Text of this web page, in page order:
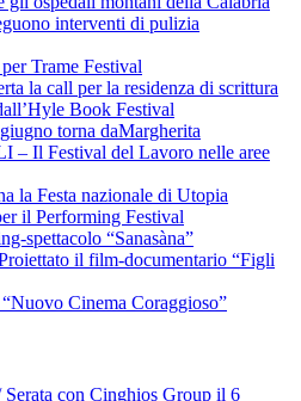
interventi di pulizia
Trame Festival
la call per la residenza di scrittura
Book Festival
torna daMargherita
Il Festival del Lavoro nelle aree
la Festa nazionale di Utopia
il Performing Festival
spettacolo “Sanasàna”
il film-documentario “Figli
Cinema Coraggioso”
con Cinghios Group il 6